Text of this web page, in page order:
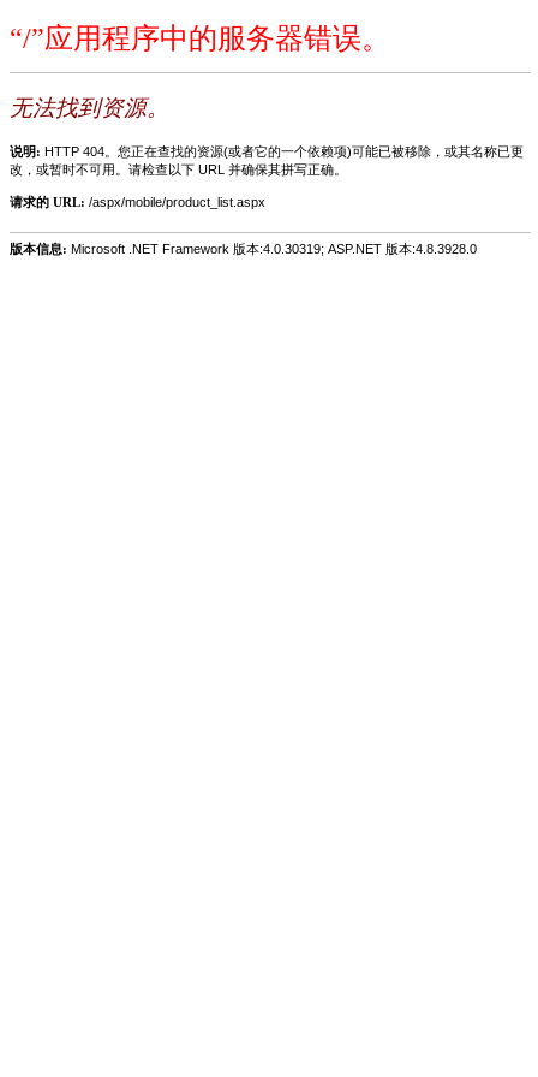
“/”应用程序中的服务器错误。
无法找到资源。
说明: HTTP 404。您正在查找的资源(或者它的一个依赖项)可能已被移除，或其名称已更
改，或暂时不可用。请检查以下 URL 并确保其拼写正确。
请求的 URL: /aspx/mobile/product_list.aspx
版本信息: Microsoft .NET Framework 版本:4.0.30319; ASP.NET 版本:4.8.3928.0